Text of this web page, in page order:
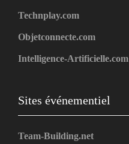
Technplay.com
Objetconnecte.com
Intelligence-Artificielle.com
Sites événementiel
Team-Building.net